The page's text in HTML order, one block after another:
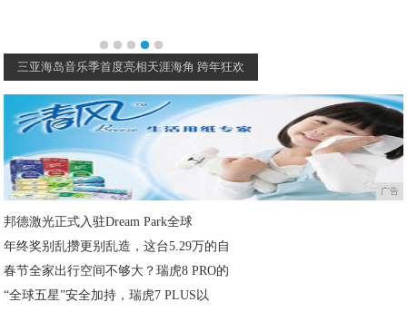
三亚海岛音乐季首度亮相天涯海角 跨年狂欢
广告
邦德激光正式入驻Dream Park全球
年终奖别乱攒更别乱造，这台5.29万的自
春节全家出行空间不够大？瑞虎8 PRO的
“全球五星”安全加持，瑞虎7 PLUS以